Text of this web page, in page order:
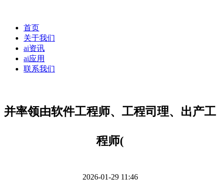
首页
关于我们
ai资讯
ai应用
联系我们
并率领由软件工程师、工程司理、出产工
程师(
2026-01-29 11:46